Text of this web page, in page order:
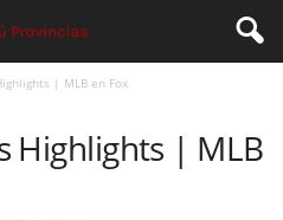
| MLB en Fox
Highlights | MLB